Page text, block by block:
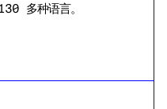
多种语言。